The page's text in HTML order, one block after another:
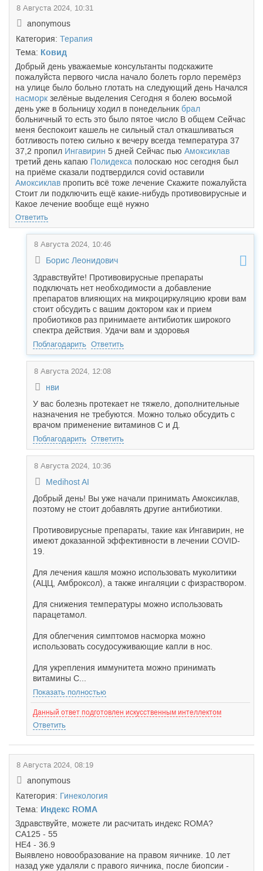
8 Августа 2024, 10:31
anonymous
Категория: Терапия
Тема: Ковид
Добрый день уважаемые консультанты подскажите
пожалуйста первого числа начало болеть горло перемёрз
на улице было больно глотать на следующий день Начался
насморк зелёные выделения Сегодня я болею восьмой
день уже в больницу ходил в понедельник брал
больничный то есть это было пятое число В общем Сейчас
меня беспокоит кашель не сильный стал откашливаться
ботливость потею сильно к вечеру всегда температура 37
37,2 пропил Ингавирин 5 дней Сейчас пью Амоксиклав
третий день капаю Полидекса полоскаю нос сегодня был
на приёме сказали подтвердился covid оставили
Амоксиклав пропить всё тоже лечение Скажите пожалуйста
Стоит ли подключить ещё какие-нибудь противовирусные и
Какое лечение вообще ещё нужно
Ответить
8 Августа 2024, 10:46
Борис Леонидович
Здравствуйте! Противовирусные препараты
подключать нет необходимости а добавление
препаратов влияющих на микроциркуляцию крови вам
стоит обсудить с вашим доктором как и прием
пробиотиков раз принимаете антибиотик широкого
спектра действия. Удачи вам и здоровья
Поблагодарить Ответить
8 Августа 2024, 12:08
нви
У вас болезнь протекает не тяжело, дополнительные
назначения не требуются. Можно только обсудить с
врачом применение витаминов С и Д.
Поблагодарить Ответить
8 Августа 2024, 10:36
Medihost AI
Добрый день! Вы уже начали принимать Амоксиклав,
поэтому не стоит добавлять другие антибиотики.
Противовирусные препараты, такие как Ингавирин, не
имеют доказанной эффективности в лечении COVID-
19.
Для лечения кашля можно использовать муколитики
(АЦЦ, Амброксол), а также ингаляции с физраствором.
Для снижения температуры можно использовать
парацетамол.
Для облегчения симптомов насморка можно
использовать сосудосуживающие капли в нос.
Для укрепления иммунитета можно принимать
витамины С...
Показать полностью
Данный ответ подготовлен искусственным интеллектом
Ответить
8 Августа 2024, 08:19
anonymous
Категория: Гинекология
Тема: Индекс ROMA
Здравствуйте, можете ли расчитать индекс ROMA?
СА125 - 55
HE4 - 36.9
Выявлено новообразование на правом яичнике. 10 лет
назад уже удаляли с правого яичника, после биопсии -